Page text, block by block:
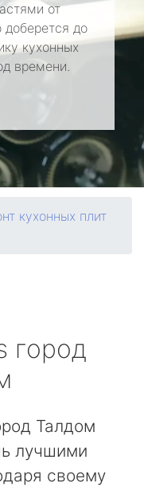
от
доберется до
кухонных
времени.
кухонных плит
город
Талдом
лучшими
своему